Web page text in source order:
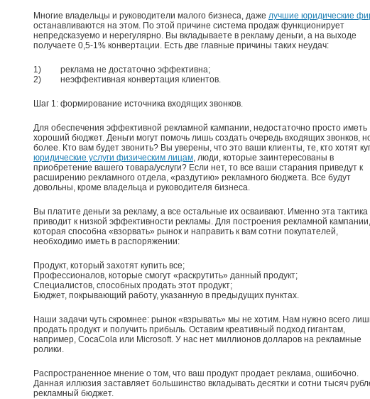
Многие владельцы и руководители малого бизнеса, даже лучшие юридические
останавливаются на этом. По этой причине система продаж функционирует
непредсказуемо и нерегулярно. Вы вкладываете в рекламу деньги, а на выходе
получаете 0,5-1% конвертации. Есть две главные причины таких неудач:
1) реклама не достаточно эффективна;
2) неэффективная конвертация клиентов.
Шаг 1: формирование источника входящих звонков.
Для обеспечения эффективной рекламной кампании, недостаточно просто иметь
хороший бюджет. Деньги могут помочь лишь создать очередь входящих звонков,
более. Кто вам будет звонить? Вы уверены, что это ваши клиенты, те, кто хотят
юридические услуги физическим лицам, люди, которые заинтересованы в
приобретение вашего товара/услуги? Если нет, то все ваши старания приведут к
расширению рекламного отдела, «раздутию» рекламного бюджета. Все будут
довольны, кроме владельца и руководителя бизнеса.
Вы платите деньги за рекламу, а все остальные их осваивают. Именно эта тактика
приводит к низкой эффективности рекламы. Для построения рекламной кампании,
которая способна «взорвать» рынок и направить к вам сотни покупателей,
необходимо иметь в распоряжении:
Продукт, который захотят купить все;
Профессионалов, которые смогут «раскрутить» данный продукт;
Специалистов, способных продать этот продукт;
Бюджет, покрывающий работу, указанную в предыдущих пунктах.
Наши задачи чуть скромнее: рынок «взрывать» мы не хотим. Нам нужно всего
продать продукт и получить прибыль. Оставим креативный подход гигантам,
например, CocaCola или Microsoft. У нас нет миллионов долларов на рекламные
ролики.
Распространенное мнение о том, что ваш продукт продает реклама, ошибочно.
Данная иллюзия заставляет большинство вкладывать десятки и сотни тысяч
рекламный бюджет.